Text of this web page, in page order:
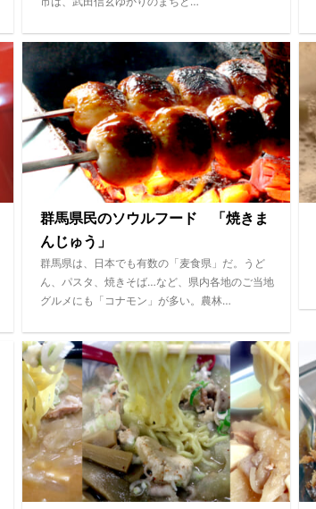
群馬県民のソウルフード 「焼きま
んじゅう」
群馬県は、日本でも有数の「麦食県」だ。うど
ん、パスタ、焼きそば…など、県内各地のご当地
グルメにも「コナモン」が多い。農林…